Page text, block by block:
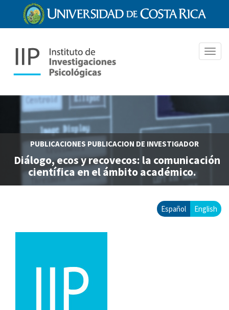
contenido
PUBLICACIONES PUBLICACION DE INVESTIGADOR
Diálogo, ecos y recovecos: la comunicación
científica en el ámbito académico.
Español English